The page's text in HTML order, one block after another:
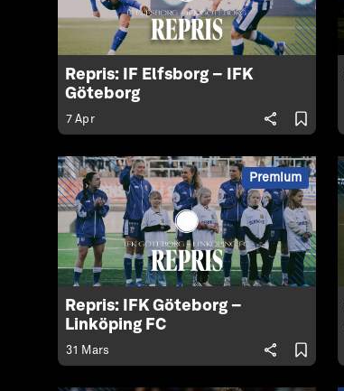
Repris: IF Elfsborg – IFK
Göteborg
7 Apr
Premium
Repris: IFK Göteborg –
Linköping FC
31 Mars